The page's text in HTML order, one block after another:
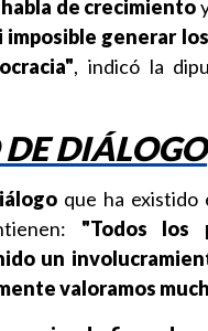
de crecimiento
imposible generar
, indicó la
DIÁLOGO
que ha existido
"Todos los
un
valoramos